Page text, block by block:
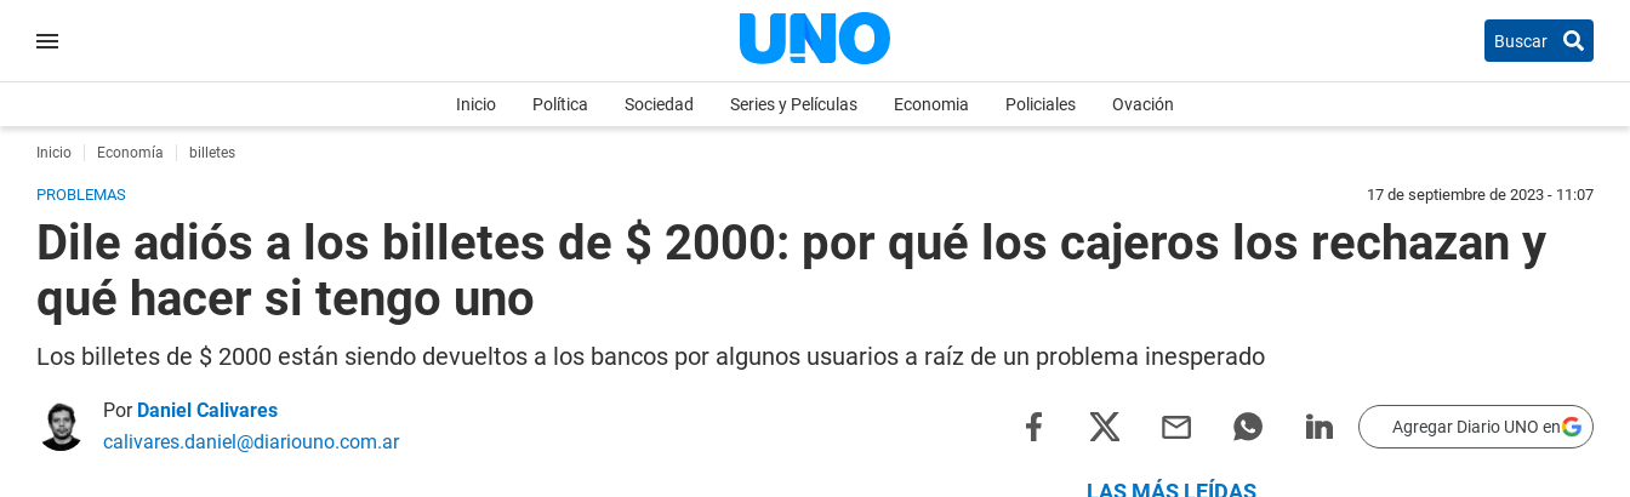
Buscar
Inicio Política Sociedad Series y Películas Economia Policiales Ovación
Inicio Economía billetes
PROBLEMAS 17 de septiembre de 2023 - 11:07
Dile adiós a los billetes de $ 2000: por qué los cajeros los rechazan y
qué hacer si tengo uno
Los billetes de $ 2000 están siendo devueltos a los bancos por algunos usuarios a raíz de un problema inesperado
Por Daniel Calivares
calivares.daniel@diariouno.com.ar
Agregar Diario UNO en
LAS MÁS LEÍDAS